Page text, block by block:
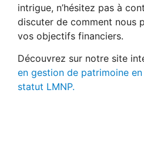
intrigue, n’hésitez pas à
discuter de comment nous
vos objectifs financiers.
Découvrez sur notre site
en gestion de patrimoine en
statut LMNP.